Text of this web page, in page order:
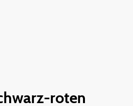
roten